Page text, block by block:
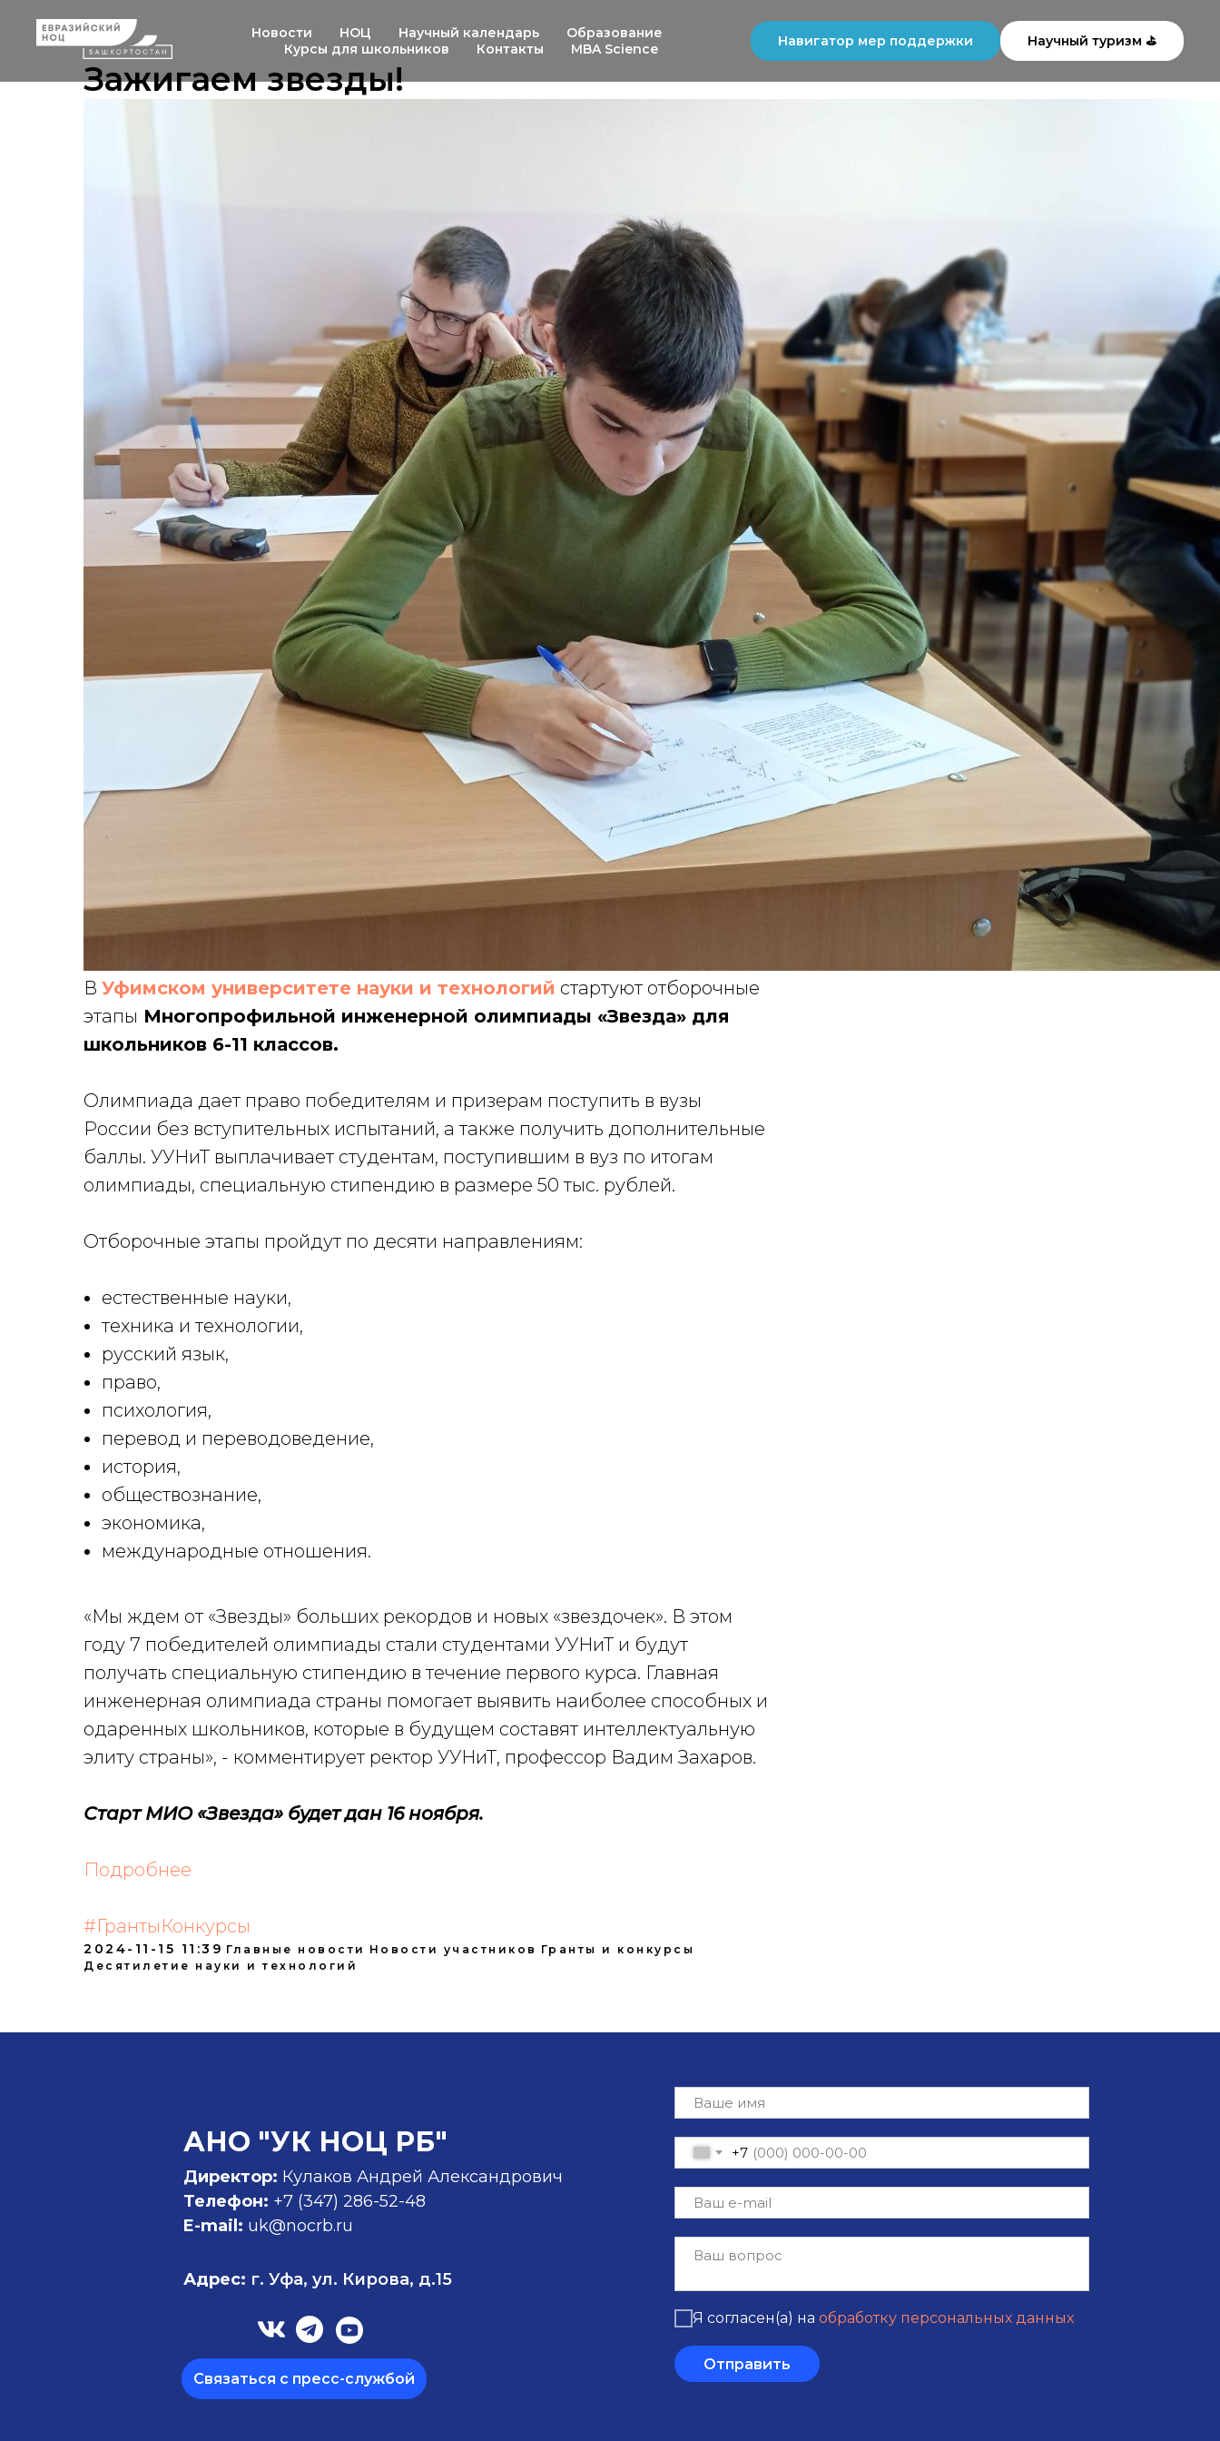
Новости НОЦ Научный календарь
Образование
Курсы для школьников
Контакты MBA Science
Навигатор мер поддержки Научный туризм ⛳
Зажигаем звезды!
В Уфимском университете науки и технологий стартуют отборочные
этапы Многопрофильной инженерной олимпиады «Звезда» для
школьников 6-11 классов.
Олимпиада дает право победителям и призерам поступить в вузы
России без вступительных испытаний, а также получить дополнительные
баллы. УУНиТ выплачивает студентам, поступившим в вуз по итогам
олимпиады, специальную стипендию в размере 50 тыс. рублей.
Отборочные этапы пройдут по десяти направлениям:
естественные науки,
техника и технологии,
русский язык,
право,
психология,
перевод и переводоведение,
история,
обществознание,
экономика,
международные отношения.
«Мы ждем от «Звезды» больших рекордов и новых «звездочек». В этом
году 7 победителей олимпиады стали студентами УУНиТ и будут
получать специальную стипендию в течение первого курса. Главная
инженерная олимпиада страны помогает выявить наиболее способных и
одаренных школьников, которые в будущем составят интеллектуальную
элиту страны», - комментирует ректор УУНиТ, профессор Вадим Захаров.
Старт МИО «Звезда» будет дан 16 ноября.
Подробнее
#ГрантыКонкурсы
2024-11-15 11:39 Главные новости Новости участников Гранты и конкурсы
Десятилетие науки и технологий
+7
Я согласен(а) на обработку персональных данных
Отправить
АНО "УК НОЦ РБ"
Директор: Кулаков Андрей Александрович
Телефон: +7 (347) 286-52-48
E-mail: uk@nocrb.ru
Адрес: г. Уфа, ул. Кирова, д.15
Связаться с пресс-службой